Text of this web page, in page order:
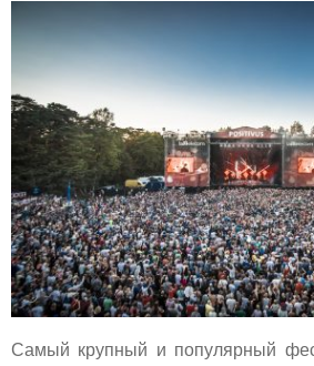
Самый крупный и популярный